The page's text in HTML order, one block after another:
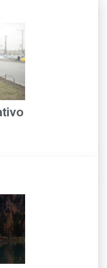
mayor información
con Técnico
situaciones
clientes. Las
territoriales...